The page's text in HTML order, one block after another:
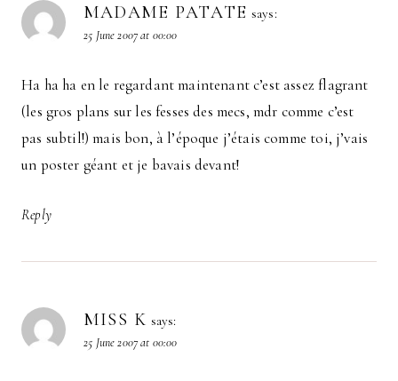
MADAME PATATE says:
25 June 2007 at 00:00
Ha ha ha en le regardant maintenant c’est assez flagrant
(les gros plans sur les fesses des mecs, mdr comme c’est
pas subtil!) mais bon, à l’époque j’étais comme toi, j’vais
un poster géant et je bavais devant!
Reply
MISS K says:
25 June 2007 at 00:00